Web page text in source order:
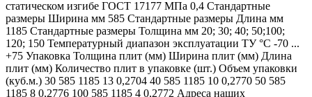
статическом изгибе ГОСТ 17177 МПа 0,4 Стандартные
размеры Ширина мм 585 Стандартные размеры Длина мм
1185 Стандартные размеры Толщина мм 20; 30; 40; 50;100;
120; 150 Температурный диапазон эксплуатации ТУ °С -70 ...
+75 Упаковка Толщина плит (мм) Ширина плит (мм) Длина
плит (мм) Количество плит в упаковке (шт.) Объем упаковки
(куб.м.) 30 585 1185 13 0,2704 40 585 1185 10 0,2770 50 585
1185 8 0,2776 100 585 1185 4 0,2772 Адреса наших